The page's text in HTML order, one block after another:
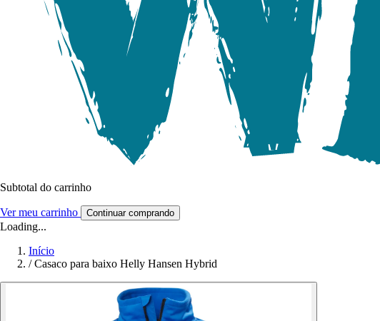
Subtotal do carrinho
Ver meu carrinho Continuar comprando
Loading...
Início
/ Casaco para baixo Helly Hansen Hybrid